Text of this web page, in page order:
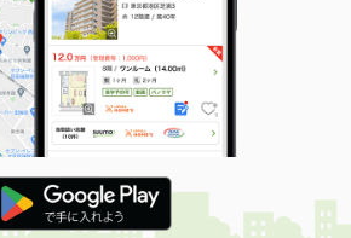
5.60万円
宮城県塩竈市玉川１
積 23.6m²
1K
岩切字観音前
5.65万円
宮城県仙台市宮城野区岩切字観音前